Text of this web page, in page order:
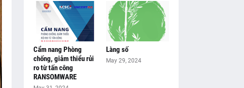
Cẩm nang Phòng
chống, giảm thiểu rủi
ro từ tấn công
RANSOMWARE
Làng số
May 29, 2024